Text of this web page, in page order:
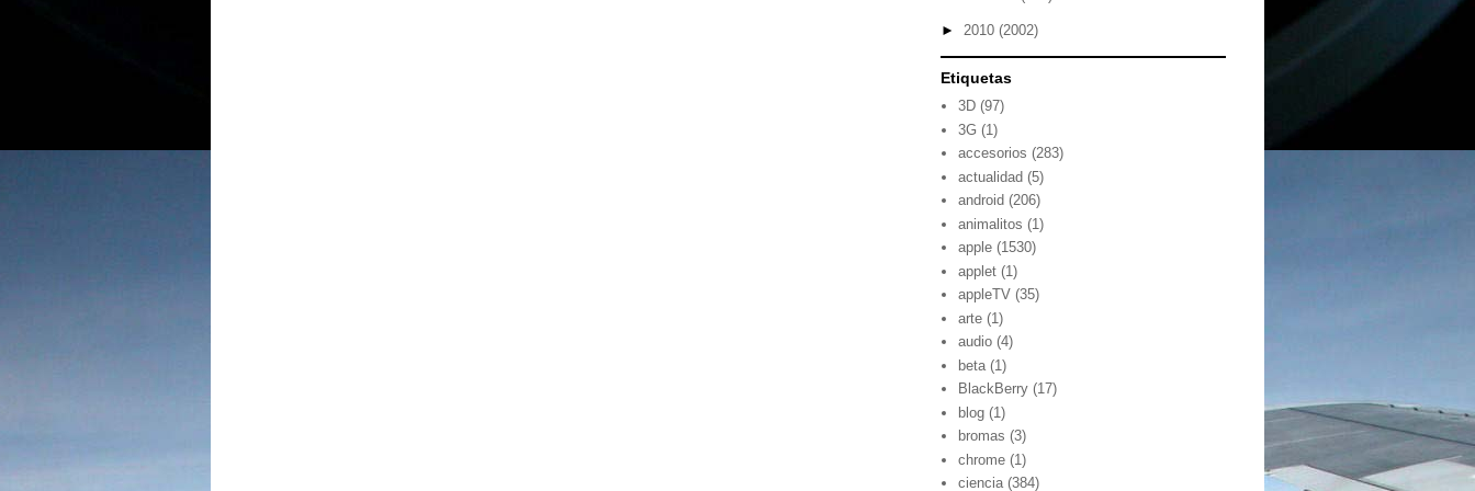
► 2010 (2002)
Etiquetas
3D (97)
3G (1)
accesorios (283)
actualidad (5)
android (206)
animalitos (1)
apple (1530)
applet (1)
appleTV (35)
arte (1)
audio (4)
beta (1)
BlackBerry (17)
blog (1)
bromas (3)
chrome (1)
ciencia (384)